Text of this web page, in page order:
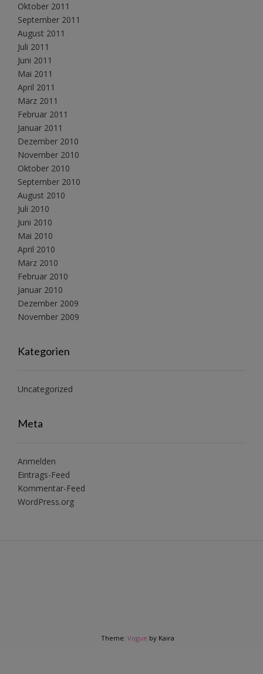
Oktober 2011
September 2011
August 2011
Juli 2011
Juni 2011
Mai 2011
April 2011
März 2011
Februar 2011
Januar 2011
Dezember 2010
November 2010
Oktober 2010
September 2010
August 2010
Juli 2010
Juni 2010
Mai 2010
April 2010
März 2010
Februar 2010
Januar 2010
Dezember 2009
November 2009
Kategorien
Uncategorized
Meta
Anmelden
Eintrags-Feed
Kommentar-Feed
WordPress.org
Theme: Vogue by Kaira